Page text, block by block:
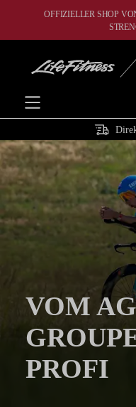
springenOFFIZIELLER SHOP
VOM
PROFI